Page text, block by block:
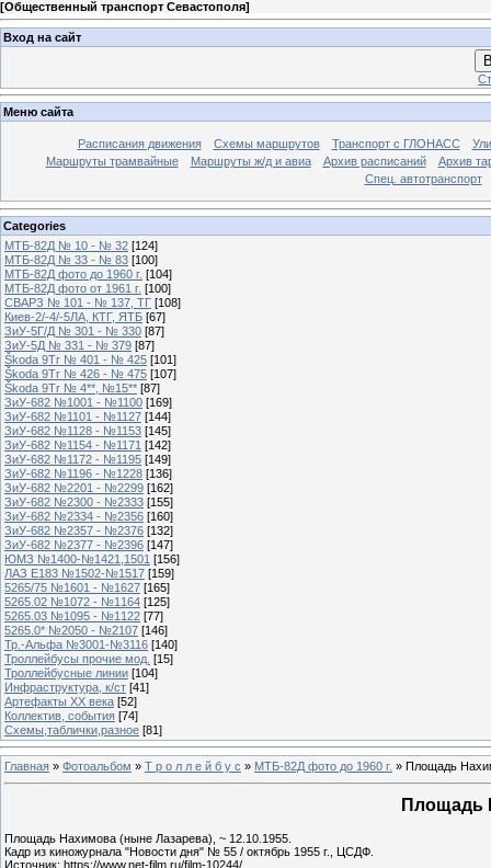
[Общественный транспорт Севастополя]
Вход на сайт
Меню сайта
Расписания движения Схемы маршрутов Транспорт с ГЛОНАСС
Маршруты трамвайные
Маршруты ж/д и авиа Архив расписаний
Архив
Спец. автотранспорт
Categories
МТБ-82Д № 10 - № 32 [124]
МТБ-82Д № 33 - № 83 [100]
МТБ-82Д фото до 1960 г. [104]
МТБ-82Д фото от 1961 г. [100]
СВАРЗ № 101 - № 137, ТГ [108]
Киев-2/-4/-5ЛА, КТГ, ЯТБ [67]
ЗиУ-5Г/Д № 301 - № 330 [87]
ЗиУ-5Д № 331 - № 379 [87]
Škoda 9Tr № 401 - № 425 [101]
Škoda 9Tr № 426 - № 475 [107]
Škoda 9Tr № 4**, №15** [87]
ЗиУ-682 №1001 - №1100 [169]
ЗиУ-682 №1101 - №1127 [144]
ЗиУ-682 №1128 - №1153 [145]
ЗиУ-682 №1154 - №1171 [142]
ЗиУ-682 №1172 - №1195 [149]
ЗиУ-682 №1196 - №1228 [136]
ЗиУ-682 №2201 - №2299 [162]
ЗиУ-682 №2300 - №2333 [155]
ЗиУ-682 №2334 - №2356 [160]
ЗиУ-682 №2357 - №2376 [132]
ЗиУ-682 №2377 - №2396 [147]
ЮМЗ №1400-№1421,1501 [156]
ЛАЗ Е183 №1502-№1517 [159]
5265/75 №1601 - №1627 [165]
5265.02 №1072 - №1164 [125]
5265.03 №1095 - №1122 [77]
5265.0* №2050 - №2107 [146]
Тр.-Альфа №3001-№3116 [140]
Троллейбусы прочие мод. [15]
Троллейбусные линии [104]
Инфраструктура, к/ст [41]
Артефакты ХХ века [52]
Коллектив, события [74]
Схемы,таблички,разное [81]
Главная » Фотоальбом » Т р о л л е й б у с » МТБ-82Д фото до 1960 г. » Площадь
Площадь
Площадь Нахимова (ныне Лазарева), ~ 12.10.1955.
Кадр из киножурнала "Новости дня" № 55 / октябрь 1955 г., ЦСДФ.
Источник: https://www.net-film.ru/film-10244/